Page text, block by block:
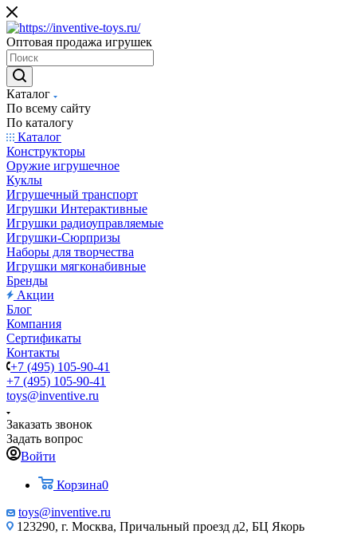
Оптовая продажа игрушек
Каталог
По всему сайту
По каталогу
Каталог
Конструкторы
Оружие игрушечное
Куклы
Игрушечный транспорт
Игрушки Интерактивные
Игрушки радиоуправляемые
Игрушки-Сюрпризы
Наборы для творчества
Игрушки мягконабивные
Бренды
Акции
Блог
Компания
Сертификаты
Контакты
+7 (495) 105-90-41
+7 (495) 105-90-41
toys@inventive.ru
Заказать звонок
Задать вопрос
Войти
Корзина0
toys@inventive.ru
123290, г. Москва, Причальный проезд д2, БЦ Якорь